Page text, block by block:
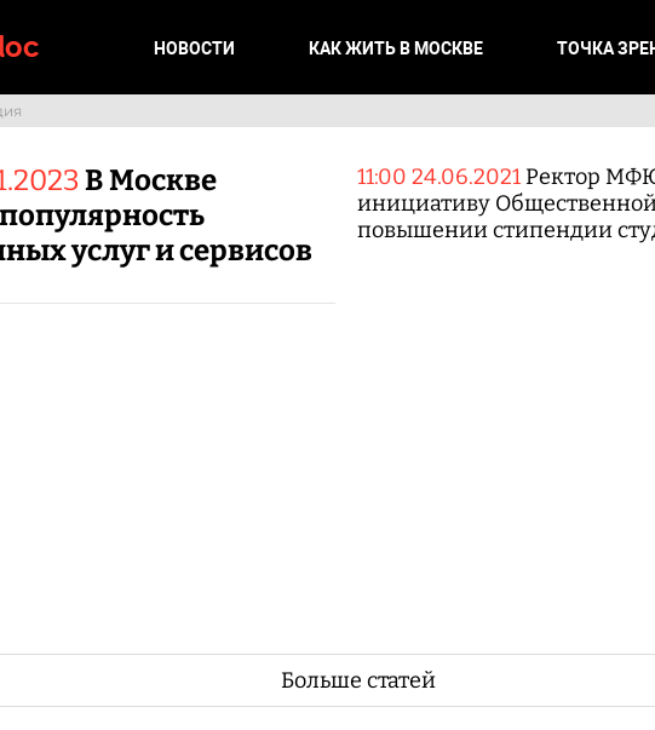
НОВОСТИ КАК ЖИТЬ В МОСКВЕ ТОЧКА
В Москве
услуг и сервисов
11:00 24.06.2021 Ректор
инициативу
повышении стипендии
Больше статей